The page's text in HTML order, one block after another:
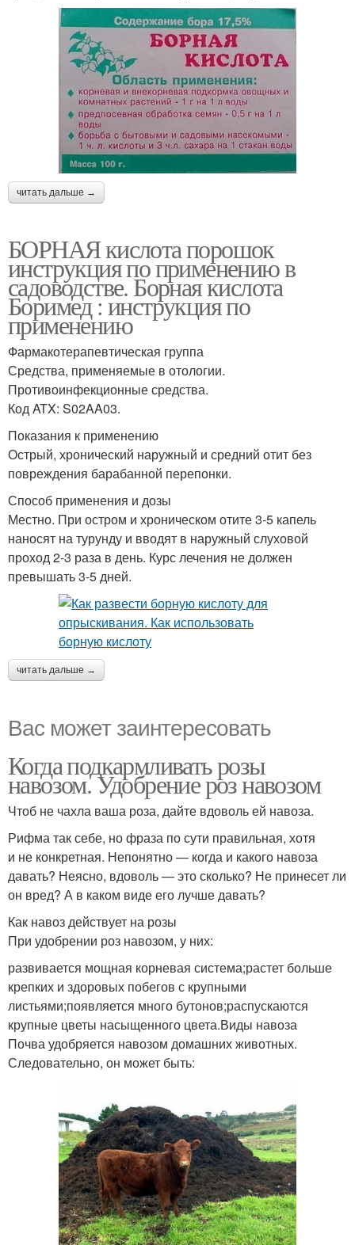
читать дальше →
БОРНАЯ кислота порошок
инструкция по применению в
садоводстве. Борная кислота
Боримед : инструкция по
применению
Фармакотерапевтическая группа
Средства, применяемые в отологии.
Противоинфекционные средства.
Код ATX: S02AA03.
Показания к применению
Острый, хронический наружный и средний отит без
повреждения барабанной перепонки.
Способ применения и дозы
Местно. При остром и хроническом отите 3-5 капель
наносят на турунду и вводят в наружный слуховой
проход 2-3 раза в день. Курс лечения не должен
превышать 3-5 дней.
читать дальше →
Вас может заинтересовать
Когда подкармливать розы
навозом. Удобрение роз навозом
Чтоб не чахла ваша роза, дайте вдоволь ей навоза.
Рифма так себе, но фраза по сути правильная, хотя
и не конкретная. Непонятно — когда и какого навоза
давать? Неясно, вдоволь — это сколько? Не принесет ли
он вред? А в каком виде его лучше давать?
Как навоз действует на розы
При удобрении роз навозом, у них:
развивается мощная корневая система;растет больше
крепких и здоровых побегов с крупными
листьями;появляется много бутонов;распускаются
крупные цветы насыщенного цвета.Виды навоза
Почва удобряется навозом домашних животных.
Следовательно, он может быть: